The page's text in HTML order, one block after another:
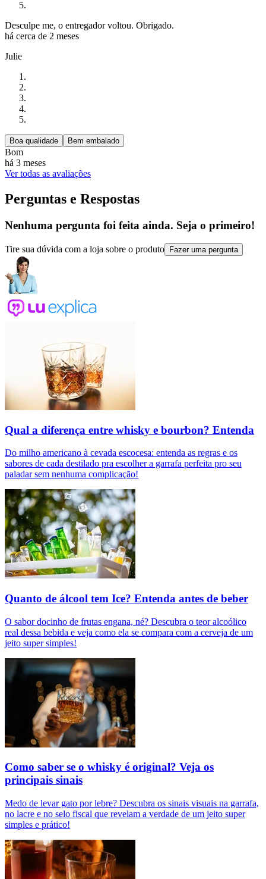
Desculpe me, o entregador voltou. Obrigado.
há cerca de 2 meses
Julie
Boa qualidade Bem embalado
Bom
há 3 meses
Ver todas as avaliações
Perguntas e Respostas
Nenhuma pergunta foi feita ainda. Seja o primeiro!
Tire sua dúvida com a loja sobre o produto Fazer uma pergunta
Qual a diferença entre whisky e bourbon? Entenda
Do milho americano à cevada escocesa: entenda as regras e os
sabores de cada destilado pra escolher a garrafa perfeita pro seu
paladar sem nenhuma complicação!
Quanto de álcool tem Ice? Entenda antes de beber
O sabor docinho de frutas engana, né? Descubra o teor alcoólico
real dessa bebida e veja como ela se compara com a cerveja de um
jeito super simples!
Como saber se o whisky é original? Veja os
principais sinais
Medo de levar gato por lebre? Descubra os sinais visuais na garrafa,
no lacre e no selo fiscal que revelam a verdade de um jeito super
simples e prático!